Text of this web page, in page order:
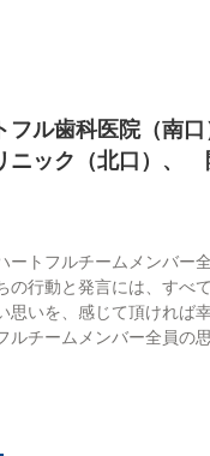
フル歯科医院（南
ニック（北口）、
ートフルチームメンバー
の行動と発言には、すべ
思いを、感じて頂ければ
ルチームメンバー全員の